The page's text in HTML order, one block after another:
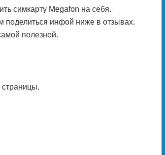
симкарту Megafon на себя.
инфой ниже в отзывах.
полезной.